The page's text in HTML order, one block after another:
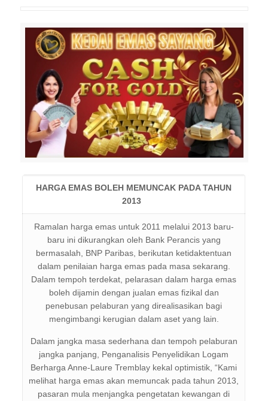
HARGA EMAS BOLEH MEMUNCAK PADA TAHUN
2013
Ramalan harga emas untuk 2011 melalui 2013 baru-
baru ini dikurangkan oleh Bank Perancis yang
bermasalah, BNP Paribas, berikutan ketidaktentuan
dalam penilaian harga emas pada masa sekarang.
Dalam tempoh terdekat, pelarasan dalam harga emas
boleh dijamin dengan jualan emas fizikal dan
penebusan pelaburan yang direalisasikan bagi
mengimbangi kerugian dalam aset yang lain.
Dalam jangka masa sederhana dan tempoh pelaburan
jangka panjang, Penganalisis Penyelidikan Logam
Berharga Anne-Laure Tremblay kekal optimistik, “Kami
melihat harga emas akan memuncak pada tahun 2013,
pasaran mula menjangka pengetatan kewangan di